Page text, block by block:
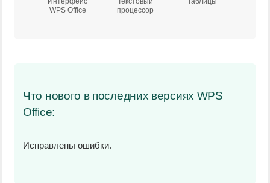
WPS Office
процессор
Что нового в последних версиях WPS
Office:
Исправлены ошибки.